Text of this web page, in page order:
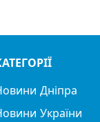
Дніпра
України